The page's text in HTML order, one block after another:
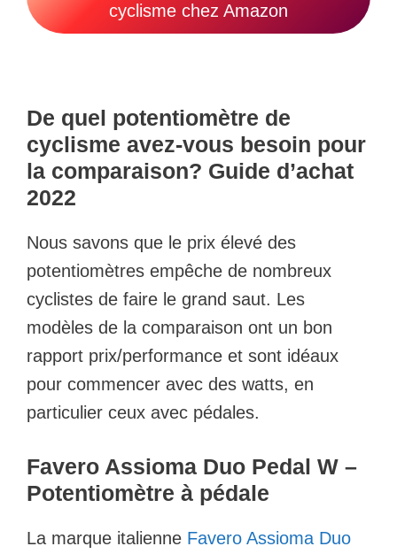
cyclisme chez Amazon
De quel potentiomètre de
cyclisme avez-vous besoin pour
la comparaison? Guide d’achat
2022
Nous savons que le prix élevé des
potentiomètres empêche de nombreux
cyclistes de faire le grand saut. Les
modèles de la comparaison ont un bon
rapport prix/performance et sont idéaux
pour commencer avec des watts, en
particulier ceux avec pédales.
Favero Assioma Duo Pedal W –
Potentiomètre à pédale
La marque italienne Favero Assioma Duo